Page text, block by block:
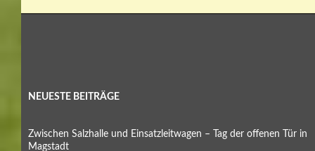
NEUESTE BEITRÄGE
Zwischen Salzhalle und Einsatzleitwagen – Tag der offenen Tür in
Magstadt